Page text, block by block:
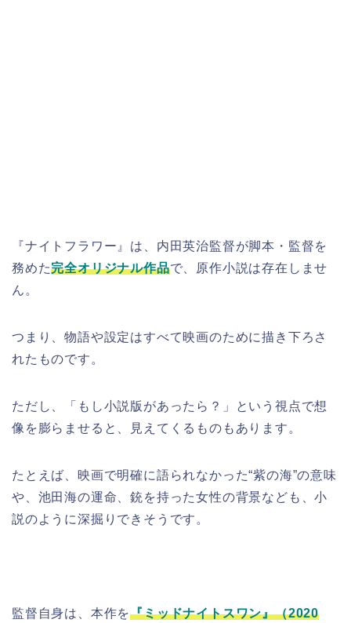
『ナイトフラワー』は、内田英治監督が脚本・監督を
務めた完全オリジナル作品で、原作小説は存在しませ
ん。
つまり、物語や設定はすべて映画のために描き下ろさ
れたものです。
ただし、「もし小説版があったら？」という視点で想
像を膨らませると、見えてくるものもあります。
たとえば、映画で明確に語られなかった“紫の海”の意味
や、池田海の運命、銃を持った女性の背景なども、小
説のように深掘りできそうです。
監督自身は、本作を『ミッドナイトスワン』（2020